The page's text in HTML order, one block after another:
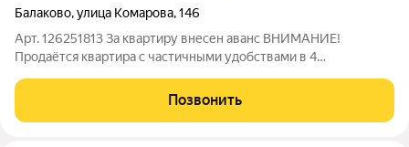
Балаково,улица Комарова,146
Арт. 126251813 За квартиру внесен аванс ВНИМАНИЕ!
Продаётся квартира с частичными удобствами в 4
Установлены счетчики. Отличное расположение дома, рядом
находится вся необходимая
Позвонить